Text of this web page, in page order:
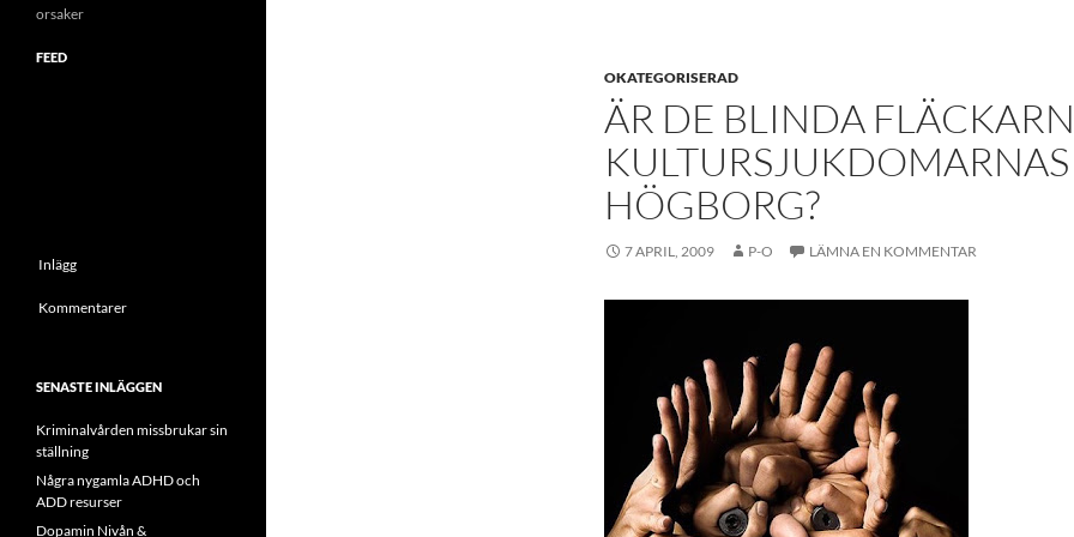
OKATEGORISERAD
ÄR DE BLINDA
KULTURSJUKDOMARNAS
HÖGBORG?
7 APRIL, 2009 P-O LÄMNA EN KOMMENTAR
orsaker
FEED
Inlägg
Kommentarer
SENASTE INLÄGGEN
Kriminalvården missbrukar sin
ställning
Några nygamla ADHD och
ADD resurser
Dopamin Nivån &